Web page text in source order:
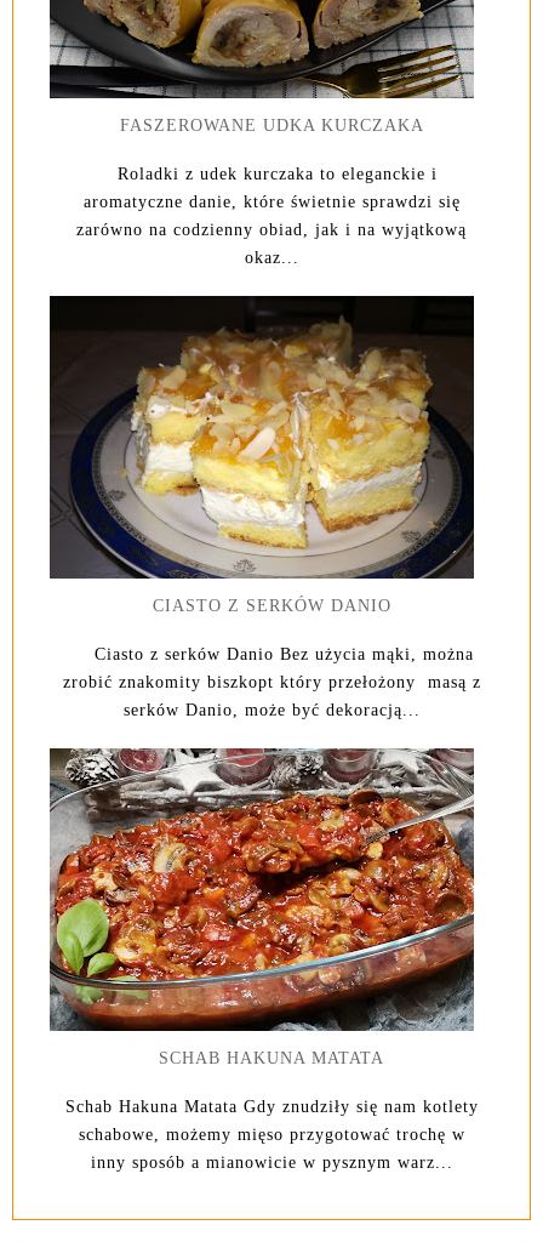
FASZEROWANE UDKA KURCZAKA
Roladki z udek kurczaka to eleganckie i
aromatyczne danie, które świetnie sprawdzi się
zarówno na codzienny obiad, jak i na wyjątkową
okaz...
CIASTO Z SERKÓW DANIO
Ciasto z serków Danio Bez użycia mąki, można
zrobić znakomity biszkopt który przełożony masą z
serków Danio, może być dekoracją...
SCHAB HAKUNA MATATA
Schab Hakuna Matata Gdy znudziły się nam kotlety
schabowe, możemy mięso przygotować trochę w
inny sposób a mianowicie w pysznym warz...